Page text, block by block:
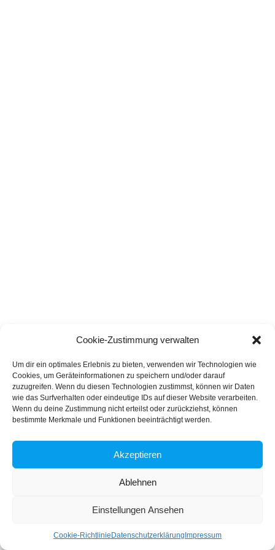
Cookie-Zustimmung verwalten
Um dir ein optimales Erlebnis zu bieten, verwenden wir Technologien wie
Cookies, um Geräteinformationen zu speichern und/oder darauf
zuzugreifen. Wenn du diesen Technologien zustimmst, können wir Daten
wie das Surfverhalten oder eindeutige IDs auf dieser Website verarbeiten.
Wenn du deine Zustimmung nicht erteilst oder zurückziehst, können
bestimmte Merkmale und Funktionen beeinträchtigt werden.
Akzeptieren
Ablehnen
Einstellungen Ansehen
Cookie-Richtlinie Datenschutzerklärung Impressum